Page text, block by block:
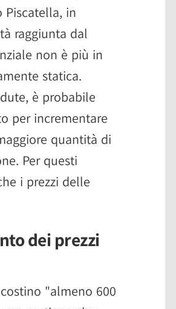
Piscatella, in
raggiunta dal
non è più in
statica.
è probabile
per incrementare
quantità di
Per questi
i prezzi delle
dei prezzi
"almeno 600